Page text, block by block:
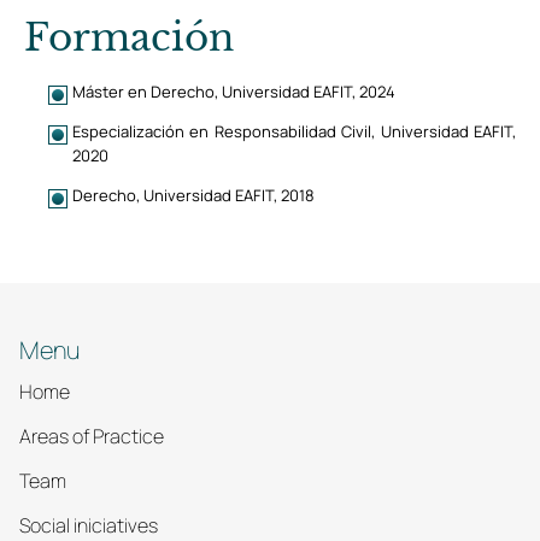
Formación
Máster en Derecho, Universidad EAFIT, 2024
Especialización en Responsabilidad Civil, Universidad EAFIT,
2020
Derecho, Universidad EAFIT, 2018
Menu
Home
Areas of Practice
Team
Social iniciatives